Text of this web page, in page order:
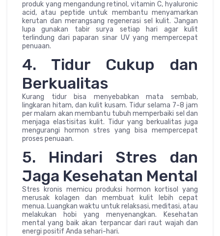
produk yang mengandung retinol, vitamin C, hyaluronic
acid, atau peptide untuk membantu menyamarkan
kerutan dan merangsang regenerasi sel kulit. Jangan
lupa gunakan tabir surya setiap hari agar kulit
terlindung dari paparan sinar UV yang mempercepat
penuaan.
4. Tidur Cukup dan
Berkualitas
Kurang tidur bisa menyebabkan mata sembab,
lingkaran hitam, dan kulit kusam. Tidur selama 7-8 jam
per malam akan membantu tubuh memperbaiki sel dan
menjaga elastisitas kulit. Tidur yang berkualitas juga
mengurangi hormon stres yang bisa mempercepat
proses penuaan.
5. Hindari Stres dan
Jaga Kesehatan Mental
Stres kronis memicu produksi hormon kortisol yang
merusak kolagen dan membuat kulit lebih cepat
menua. Luangkan waktu untuk relaksasi, meditasi, atau
melakukan hobi yang menyenangkan. Kesehatan
mental yang baik akan terpancar dari raut wajah dan
energi positif Anda sehari-hari.